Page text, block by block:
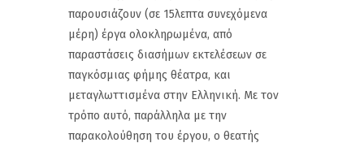
παρουσιάζουν (σε 15λεπτα συνεχόμενα
μέρη) έργα ολοκληρωμένα, από
παραστάσεις διασήμων εκτελέσεων σε
παγκόσμιας φήμης θέατρα, και
μεταγλωττισμένα στην Ελληνική. Με τον
τρόπο αυτό, παράλληλα με την
παρακολούθηση του έργου, ο θεατής